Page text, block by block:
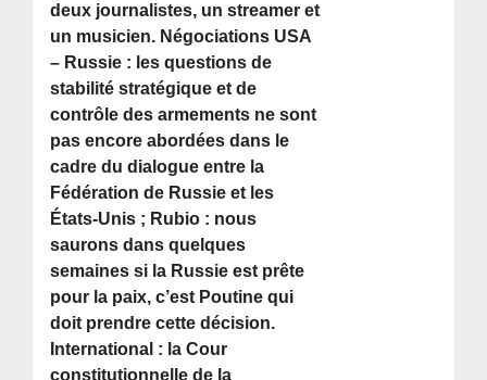
deux journalistes, un streamer et
un musicien. Négociations USA
– Russie : les questions de
stabilité stratégique et de
contrôle des armements ne sont
pas encore abordées dans le
cadre du dialogue entre la
Fédération de Russie et les
États-Unis ; Rubio : nous
saurons dans quelques
semaines si la Russie est prête
pour la paix, c’est Poutine qui
doit prendre cette décision.
International : la Cour
constitutionnelle de la